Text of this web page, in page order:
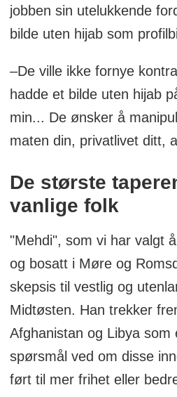
jobben sin utelukkende
bilde uten hijab som
–De ville ikke fornye
hadde et bilde uten hijab
min... De ønsker å
maten din, privatlivet ditt,
De største
vanlige folk
"Mehdi", som vi har valgt
og bosatt i Møre og
skepsis til vestlig og
Midtøsten. Han trekker
Afghanistan og Libya som
spørsmål ved om disse
ført til mer frihet eller